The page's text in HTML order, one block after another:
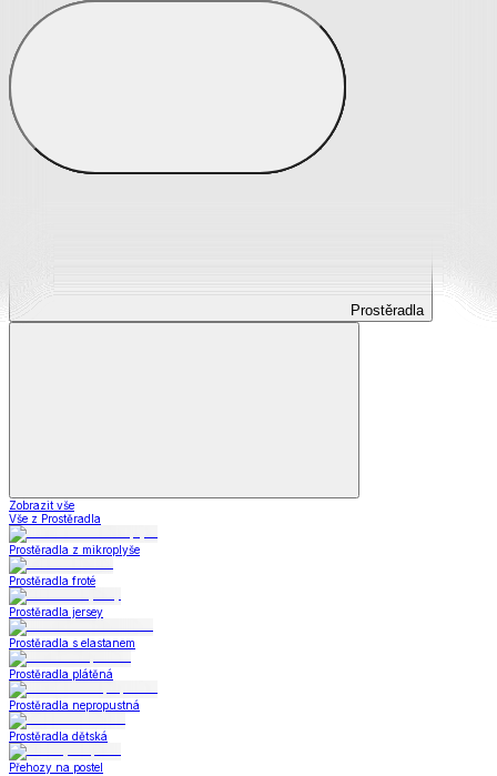
Prostěradla
Prostěradla
Zobrazit vše
Vše z Prostěradla
Prostěradla z mikroplyše
Prostěradla froté
Prostěradla jersey
Prostěradla s elastanem
Prostěradla plátěná
Prostěradla nepropustná
Prostěradla dětská
Přehozy na postel